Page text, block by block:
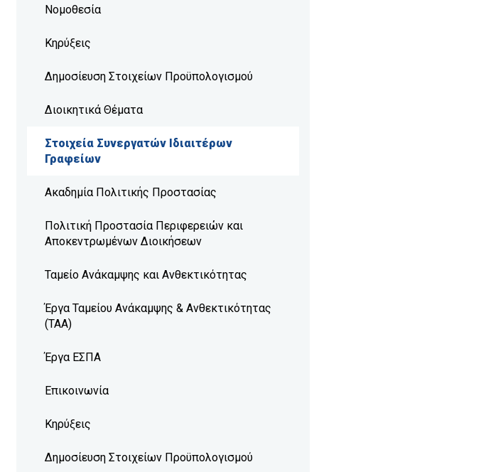
Νομοθεσία
Κηρύξεις
Δημοσίευση Στοιχείων Προϋπολογισμού
Διοικητικά Θέματα
Στοιχεία Συνεργατών Ιδιαιτέρων
Γραφείων
Ακαδημία Πολιτικής Προστασίας
Πολιτική Προστασία Περιφερειών και
Αποκεντρωμένων Διοικήσεων
Ταμείο Ανάκαμψης και Ανθεκτικότητας
Έργα Ταμείου Ανάκαμψης & Ανθεκτικότητας
(ΤΑΑ)
Έργα ΕΣΠΑ
Επικοινωνία
Κηρύξεις
Δημοσίευση Στοιχείων Προϋπολογισμού